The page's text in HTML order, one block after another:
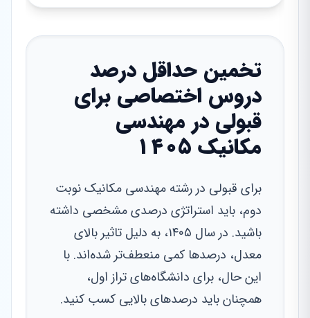
تخمین حداقل درصد
دروس اختصاصی برای
قبولی در مهندسی
مکانیک ۱۴۰۵
برای قبولی در رشته مهندسی مکانیک نوبت
دوم، باید استراتژی درصدی مشخصی داشته
باشید. در سال ۱۴۰۵، به دلیل تاثیر بالای
معدل، درصدها کمی منعطف‌تر شده‌اند. با
این حال، برای دانشگاه‌های تراز اول،
همچنان باید درصدهای بالایی کسب کنید.